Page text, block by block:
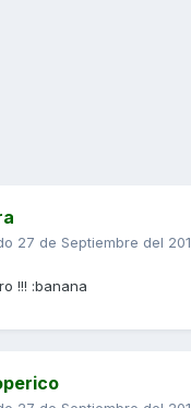
27 de Septiembre del
!!! :banana